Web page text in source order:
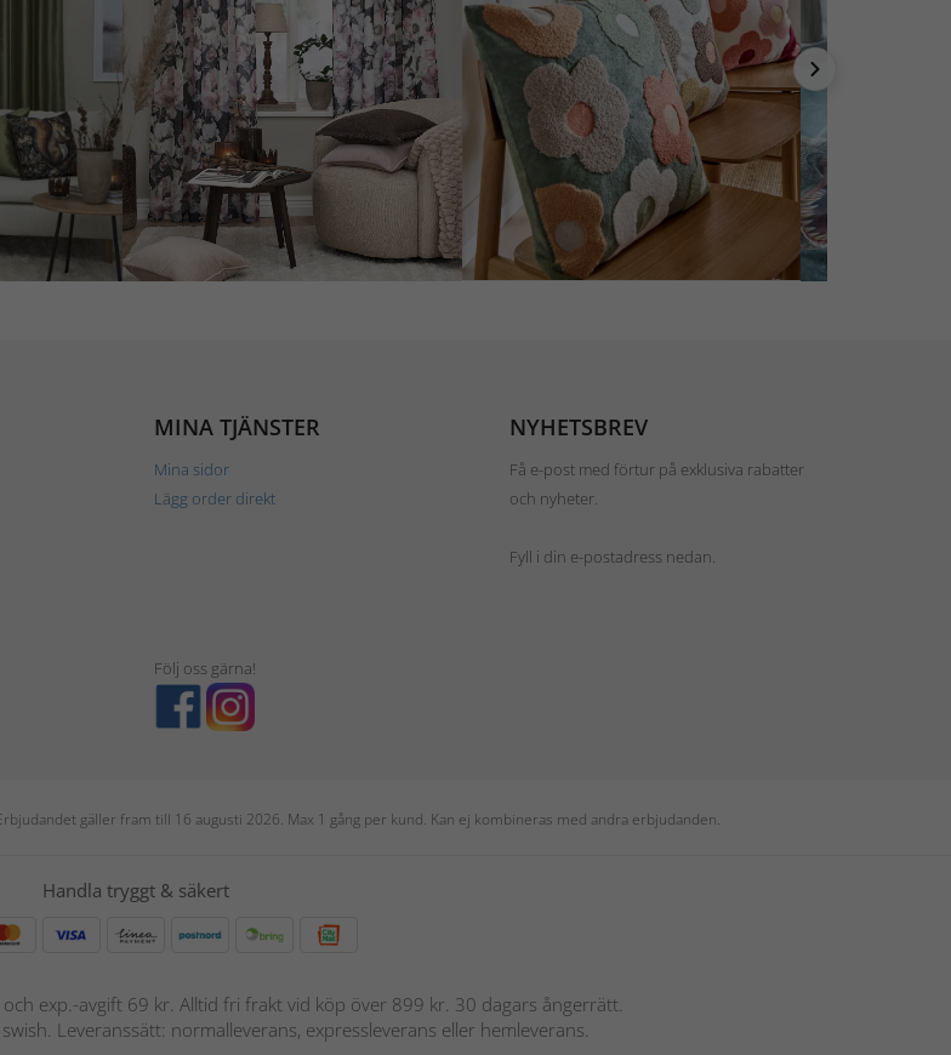
MINA TJÄNSTER
Mina sidor
Lägg order direkt
NYHETSBREV
Få e-post med förtur på exklusiva rabatter
och nyheter.
Fyll i din e-postadress nedan.
Följ oss gärna!
gäller fram till 16 augusti 2026. Max 1 gång per kund. Kan ej kombineras med andra erbjudanden.
Handla tryggt & säkert
exp.-avgift 69 kr. Alltid fri frakt vid köp över 899 kr. 30 dagars ångerrätt.
Leveranssätt: normalleverans, expressleverans eller hemleverans.